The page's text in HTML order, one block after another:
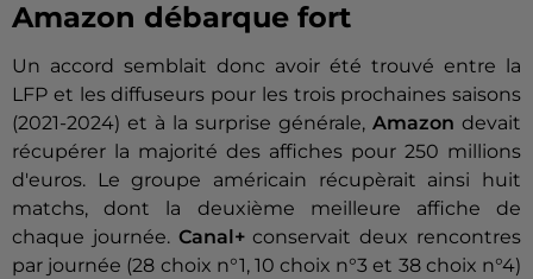
Amazon débarque fort
Un accord semblait donc avoir été trouvé entre la
LFP et les diffuseurs pour les trois prochaines saisons
(2021-2024) et à la surprise générale, Amazon devait
récupérer la majorité des affiches pour 250 millions
d'euros. Le groupe américain récupèrait ainsi huit
matchs, dont la deuxième meilleure affiche de
chaque journée. Canal+conservait deux rencontres
par journée (28 choix n°1, 10 choix n°3 et 38 choix n°4)